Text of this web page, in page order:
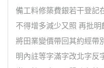
備工料修築費銀若干登記
不得增多減少又照 再批
將田業變價帶回其約經帶
明內註等字滿字改北字反